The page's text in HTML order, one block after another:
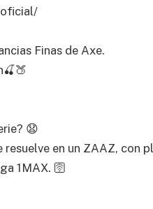
Finas de Axe.
😧​
en un ZAAZ, con
1MAX. 🛜​